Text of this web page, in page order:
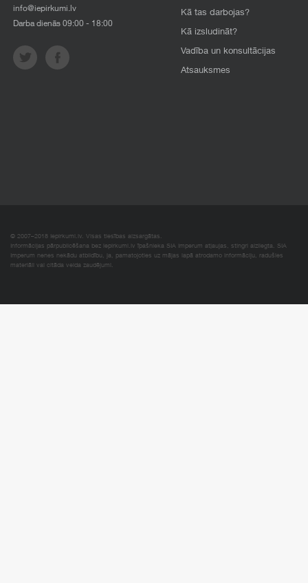
info@iepirkumi.lv
Darba dienās 09:00 - 18:00
Kā tas darbojas?
Kā izsludināt?
Vadība un konsultācijas
Atsauksmes
© 2007–2018 Iepirkumi.lv. Visas tiesības aizsargātas.
Informācijas pārpublicēšana bez iepirkumi.lv īpašnieka SIA Imperum atļaujas, stingri aizliegta. SIA
Imperum nenes nekādu atbildību, ja, pamatojoties uz mājas lapā atrodamo informāciju, radušies
materiāli vai citāda veida zaudējumi.